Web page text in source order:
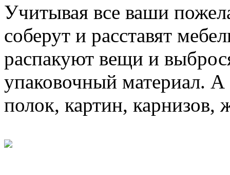
Учитывая все ваши
соберут и расставят
распакуют вещи и
упаковочный материал. А
полок, картин, карнизов,